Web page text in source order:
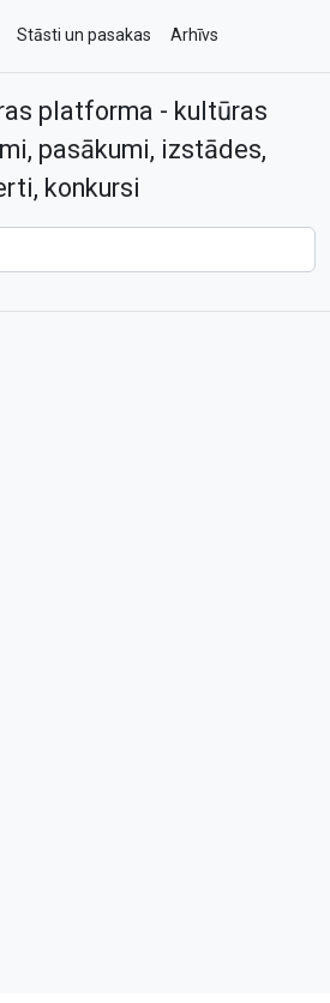
Stāsti un pasakas Arhīvs
platforma - kultūras
pasākumi, izstādes,
konkursi